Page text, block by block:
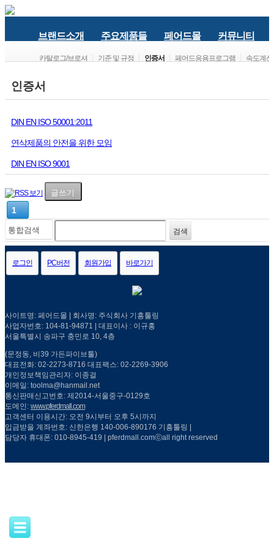
브랜드소개 주요제품들 페어드몰 커뮤니티
카탈로그/브로셔 기준 및 규정 인증서 페어드응용프로그램 속도계
인증서
DIN EN ISO 50001:2011
연삭제품의 안전을 위한 모임
DIN EN ISO 9001
글쓰기
1
로그인 PC버전 회원가입 바로가기
사이트명: 페어드몰 | 회사명: 주식회사 기흥툴링
사업자번호: 104-81-94871 | 대표이사 : 이규홍
서울특별시 송파구 충민로 10, 4층
(문정동, 비39 가든파이브툴)
대표전화: 02-2273-8716 대표팩스: 02-2269-3906
개인정보책임관리자: 이종걸
이메일: toolma@hanmail.net
통신판매신고번호: 제2014-서울중구-0129호
도메인: www.pferdmall.com
고객센터 이용시간: 오전 9시부터 오후 5시까지
입금받을 계좌번호: 신한은행 140-006-890176 기흥툴링 |
담당자 휴대폰: 010-8945-419 | pferdmall.comⓒall right reserved